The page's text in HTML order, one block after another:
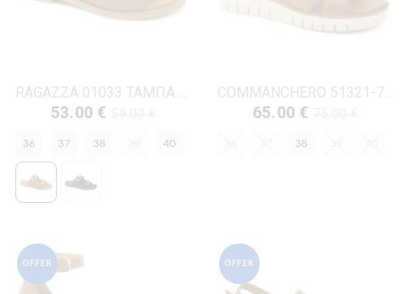
RAGAZZA 01033 ΤΑΜΠΑ ΔΕΡΜΑ
53.00 €
36 37 38 40
COMMANCHERO 51321-726 ΤΑΜΠΑ ΔΕΡΜΑ
65.00 €
38
OFFER OFFER